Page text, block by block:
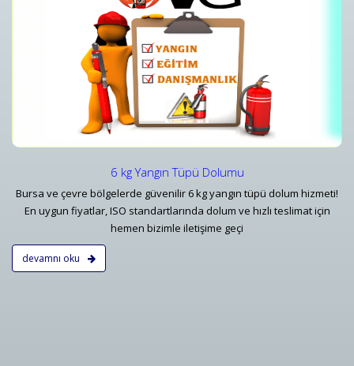
6 kg Yangın Tüpü Dolumu
Bursa ve çevre bölgelerde güvenilir 6 kg yangın tüpü dolum hizmeti!
En uygun fiyatlar, ISO standartlarında dolum ve hızlı teslimat için
hemen bizimle iletişime geçi
devamnı oku
Yangın Tüpü Satışı ve Ekipman Tedariki
Bursa Yangın Söndürücü 1 kg 6 kg - 50 kg Tüp Çeşitleri ve Fiyatları -
Detaylar